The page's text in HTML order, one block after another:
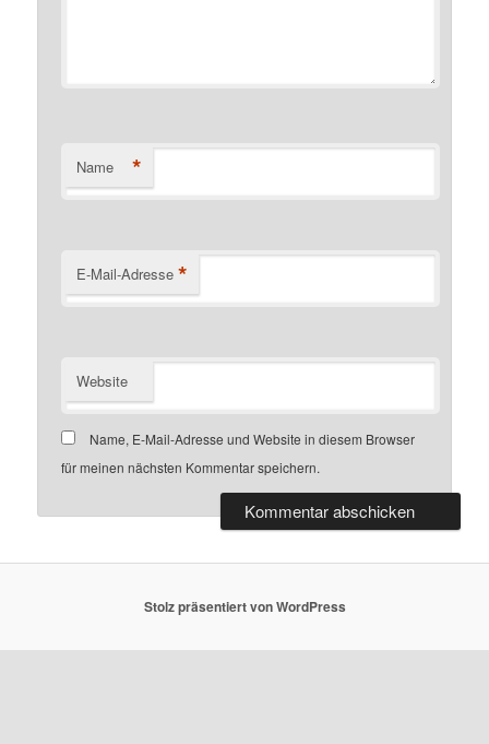
Name *
E-Mail-Adresse *
Website
Name, E-Mail-Adresse und Website in diesem Browser
für meinen nächsten Kommentar speichern.
Stolz präsentiert von WordPress